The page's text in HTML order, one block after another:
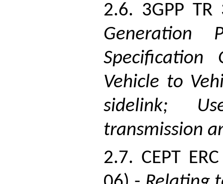
2.6. 3GPP
Generation
Specification
Vehicle to
sidelink;
transmission
2.7. CEPT